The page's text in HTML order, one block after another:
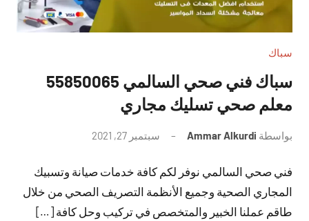
سباك
سباك فني صحي السالمي 55850065
معلم صحي تسليك مجاري
بواسطة Ammar Alkurdi سبتمبر 27, 2021
تعليقات
فني صحي السالمي نوفر لكم كافة خدمات صيانة وتسبيك
المجاري الصحية وجميع الأنظمة التصريف الصحي من خلال
طاقم عملنا الخبير والمتخصص في تركيب وحل كافة […]